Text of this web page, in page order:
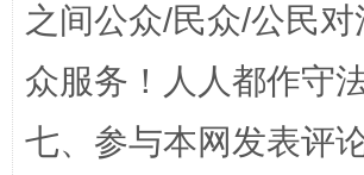
之间公众/民众/公民
众服务！人人都作守
七、参与本网发表评